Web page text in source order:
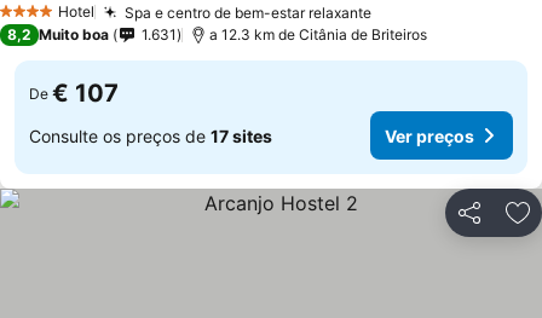
4 EstrelasHotel Spa e centro de bem-estar relaxante
8,2 Muito boa 1.631 a 12.3 km de Citânia de Briteiros
De € 107
Consulte os preços de 17 sites Ver preços
Partilhar